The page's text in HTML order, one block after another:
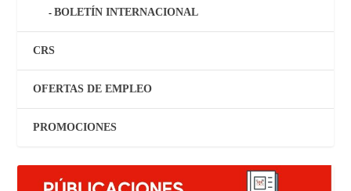
BOLETÍN INTERNACIONAL
CRS
OFERTAS DE EMPLEO
PROMOCIONES